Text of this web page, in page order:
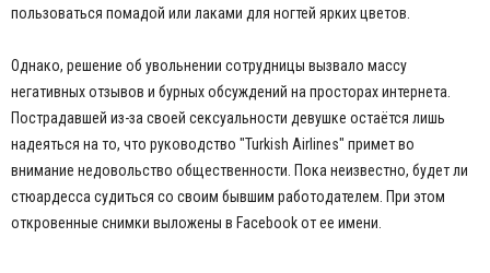
пользоваться помадой или лаками для ногтей ярких цветов.
Однако, решение об увольнении сотрудницы вызвало массу
негативных отзывов и бурных обсуждений на просторах интернета.
Пострадавшей из-за своей сексуальности девушке остаётся лишь
надеяться на то, что руководство "Turkish Airlines" примет во
внимание недовольство общественности. Пока неизвестно, будет ли
стюардесса судиться со своим бывшим работодателем. При этом
откровенные снимки выложены в Facebook от ее имени.